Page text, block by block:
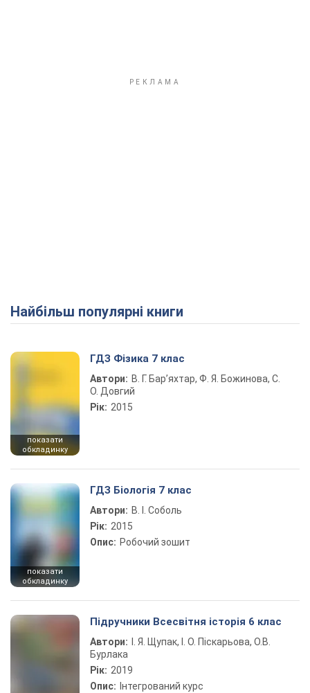
Найбільш популярні книги
показати
обкладинку
ГДЗ Фізика 7 клас
Автори: В. Г. Бар’яхтар, Ф. Я. Божинова, С.
О. Довгий
Рік: 2015
показати
обкладинку
ГДЗ Біологія 7 клас
Автори: В. І. Соболь
Рік: 2015
Опис: Робочий зошит
Підручники Всесвітня історія 6 клас
Автори:
І. Я. Щупак, І. О. Піскарьова, О.В.
Бурлака
Рік: 2019
Опис: Інтегрований курс